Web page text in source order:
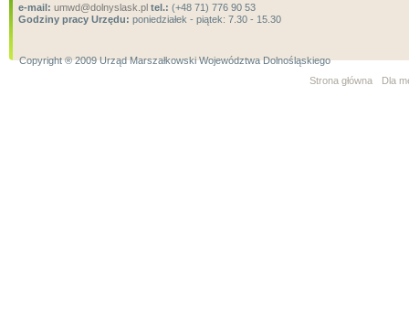
e-mail: umwd@dolnyslask.pl tel.: (+48 71) 776 90 53
Godziny pracy Urzędu: poniedziałek - piątek: 7.30 - 15.30
Copyright ® 2009 Urząd Marszałkowski Województwa Dolnośląskiego
Strona główna
Dla